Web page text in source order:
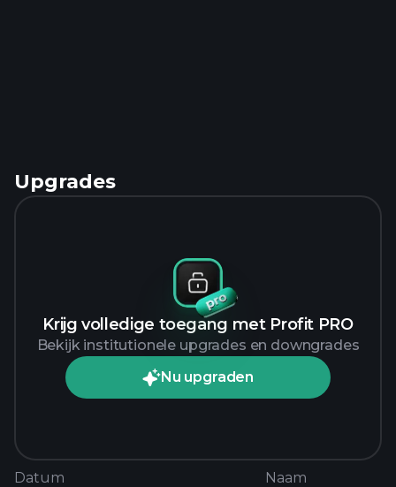
Upgrades
Krijg volledige toegang met Profit PRO
Bekijk institutionele upgrades en downgrades
Nu upgraden
Datum Naam